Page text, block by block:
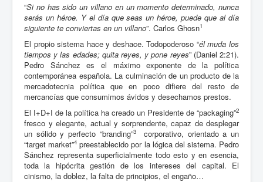
“Si no has sido un villano en un momento determinado, nunca
serás un héroe. Y el día que seas un héroe, puede que al día
siguiente te conviertas en un villano”. Carlos Ghosn1
El propio sistema hace y deshace. Todopoderoso “él muda los
tiempos y las edades; quita reyes, y pone reyes” (Daniel 2:21).
Pedro Sánchez es el máximo exponente de la política
contemporánea española. La culminación de un producto de la
mercadotecnia política que en poco difiere del resto de
mercancías que consumimos ávidos y desechamos prestos.
El I+D+I de la política ha creado un Presidente de “packaging”2
fresco y elegante, actual y sorprendente, capaz de desplegar
un sólido y perfecto “branding”3corporativo, orientado a un
“target market”4 preestablecido por la lógica del sistema. Pedro
Sánchez representa superficialmente todo esto y en esencia,
toda la hipócrita gestión de los intereses del capital. El
cinismo, la doblez, la falta de principios, el engaño…